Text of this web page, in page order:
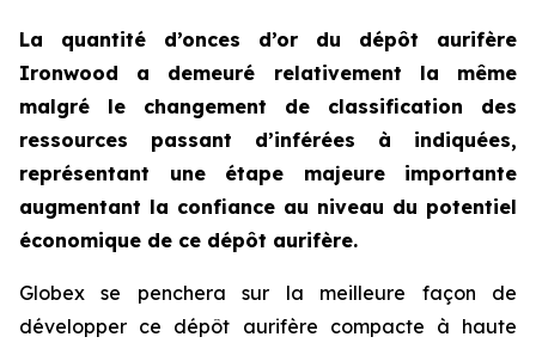
La quantité d’onces d’or du dépôt aurifère
Ironwood a demeuré relativement la même
malgré le changement de classification des
ressources passant d’inférées à indiquées,
représentant une étape majeure importante
augmentant la confiance au niveau du potentiel
économique de ce dépôt aurifère.
Globex se penchera sur la meilleure façon de
développer ce dépôt aurifère compacte à haute